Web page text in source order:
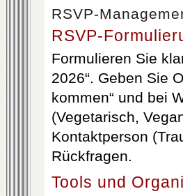
RSVP-
RSVP-
Formulieren Sie
2026“. Geben Sie
kommen“ und bei
(Vegetarisch,
Kontaktperson
Rückfragen.
Tools und